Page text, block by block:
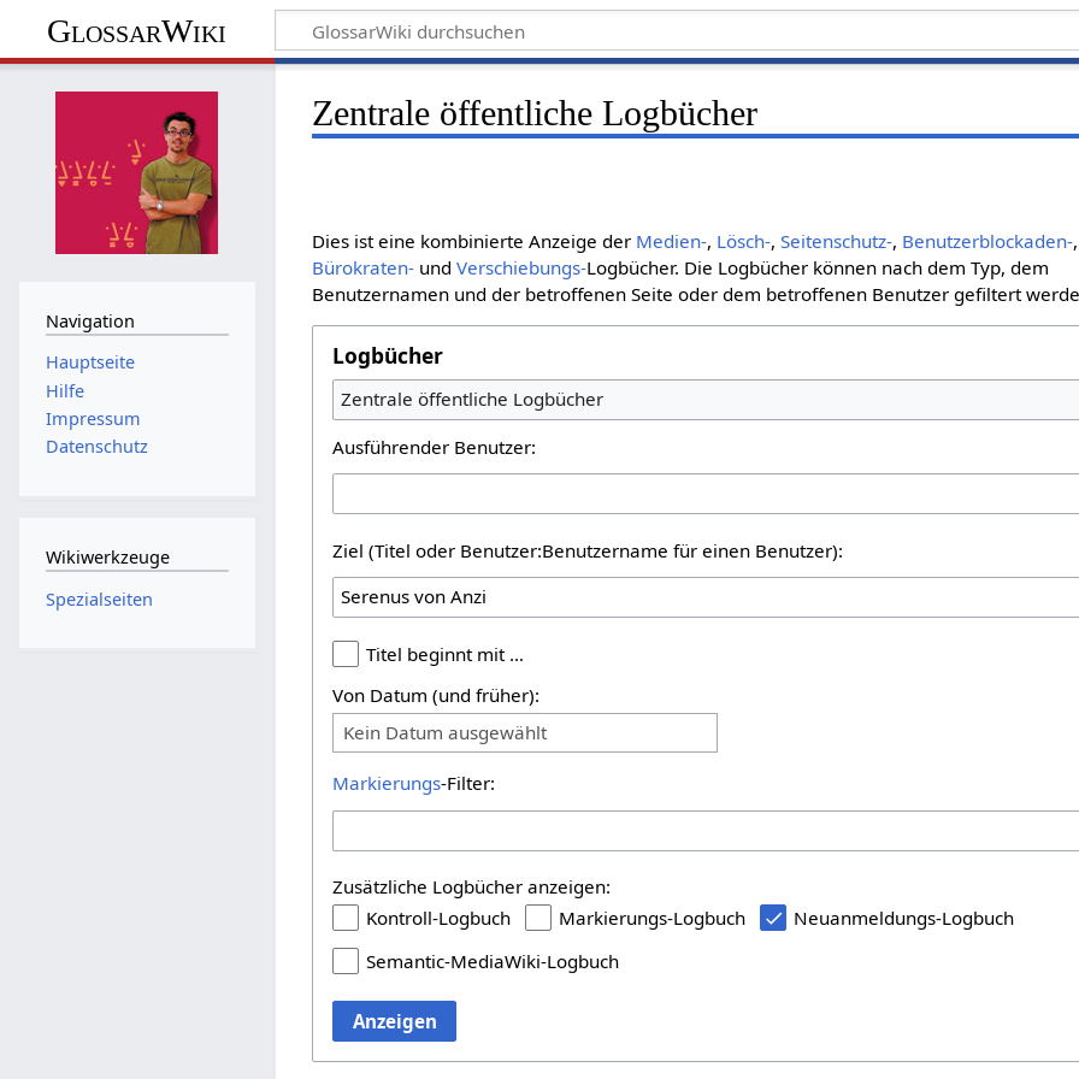
GlossarWiki
Zentrale öffentliche Logbücher
Dies ist eine kombinierte Anzeige der Medien-, Lösch-,Seitenschutz-, Benutzerblockaden-,
Bürokraten- undVerschiebungs-Logbücher. Die Logbücher können nach dem Typ, dem
Benutzernamen und der betroffenen Seite oder dem betroffenen Benutzer gefiltert
Logbücher
Zentrale öffentliche Logbücher
Ausführender Benutzer:
Ziel (Titel oder Benutzer:Benutzername für einen Benutzer):
Titel beginnt mit …
Von Datum (und früher):
Kein Datum ausgewählt
Markierungs-Filter:
Zusätzliche Logbücher anzeigen:
Kontroll-Logbuch
Markierungs-Logbuch
Neuanmeldungs-Logbuch
Semantic-MediaWiki-Logbuch
Anzeigen
Navigation
Hauptseite
Hilfe
Impressum
Datenschutz
Wikiwerkzeuge
Spezialseiten